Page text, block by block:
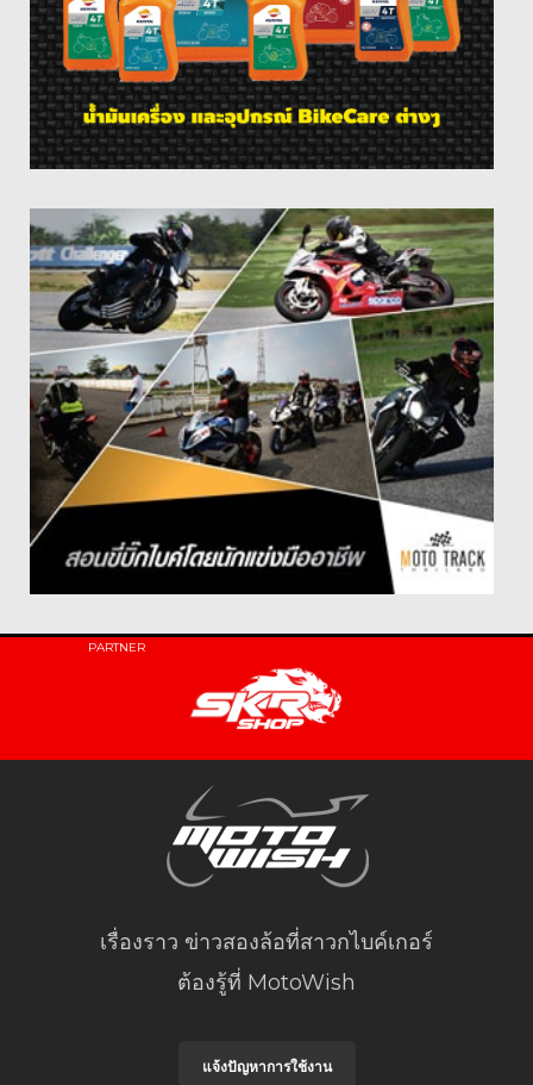
PARTNER
เรื่องราว ข่าวสองล้อที่สาวกไบค์เกอร์
ต้องรู้ที่ MotoWish
แจ้งปัญหาการใช้งาน